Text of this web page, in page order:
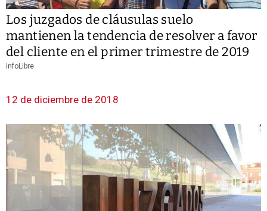
Los juzgados de cláusulas suelo
mantienen la tendencia de resolver a favor
del cliente en el primer trimestre de 2019
infoLibre
12 de diciembre de 2018